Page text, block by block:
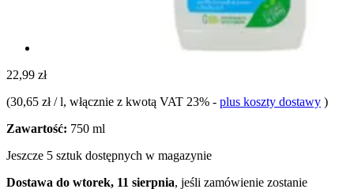
22,99 zł
(30,65 zł / l, włącznie z kwotą VAT 23% - plus koszty dostawy )
Zawartość: 750 ml
Jeszcze 5 sztuk dostępnych w magazynie
Dostawa do wtorek, 11 sierpnia, jeśli zamówienie zostanie